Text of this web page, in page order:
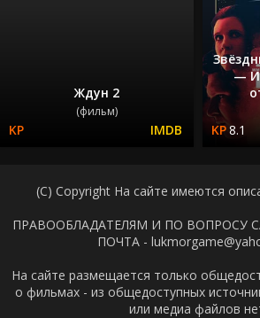
Ждун 2
(фильм)
—
8.1
(C) Copyright На сайте имеются
ПРАВООБЛАДАТЕЛЯМ И ПО ВОПРОСУ
ПОЧТА -
На сайте размещается только
о фильмах - из общедоступных
или медиа файлов